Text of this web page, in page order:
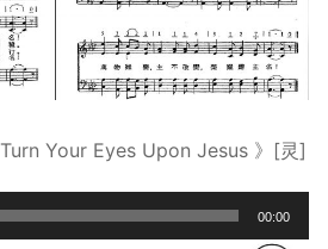
Your Eyes Upon Jesus 》[灵]
00:00